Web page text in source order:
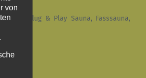
Plug & Play Sauna, Fasssauna,
von